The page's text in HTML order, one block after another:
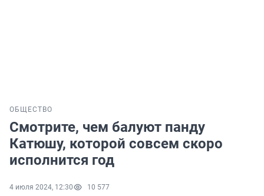
ОБЩЕСТВО
Смотрите, чем балуют панду
Катюшу, которой совсем скоро
исполнится год
4 июля 2024, 12:30 10 577